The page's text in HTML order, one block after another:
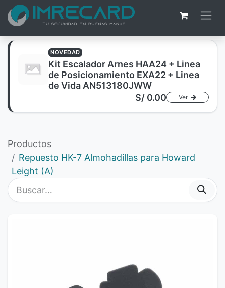
NOVEDAD
Kit Escalador Arnes HAA24 + Linea
de Posicionamiento EXA22 + Linea
de Vida AN513180JWW
S/ 0.00 Ver
Productos
Repuesto HK-7 Almohadillas para Howard
Leight (A)